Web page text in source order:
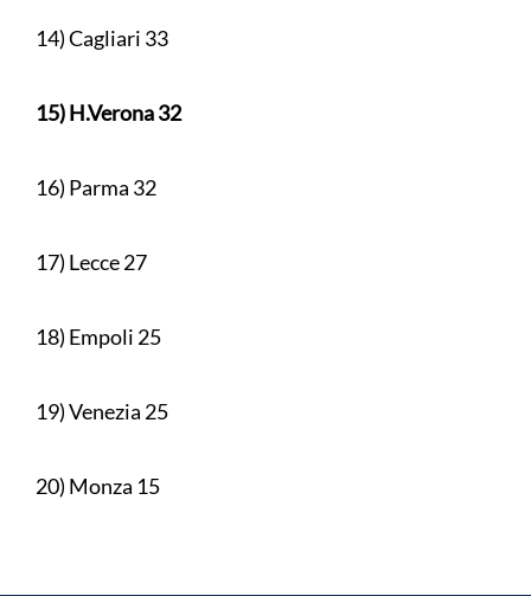
14) Cagliari 33
15) H.Verona 32
16) Parma 32
17) Lecce 27
18) Empoli 25
19) Venezia 25
20) Monza 15